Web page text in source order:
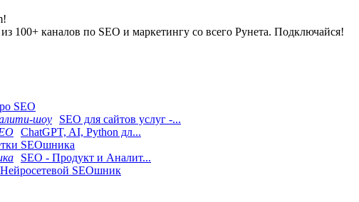
100+ каналов по SEO и маркетингу со всего Рунета. Подключайся!
SEO
SEO для сайтов услуг -...
ChatGPT, AI, Python дл...
SEOшника
SEO - Продукт и Аналит...
Нейросетевой SEOшник